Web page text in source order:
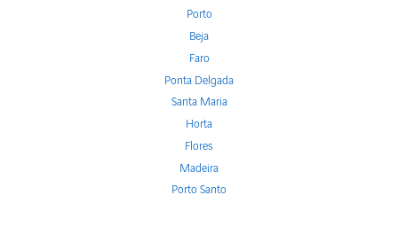
Porto
Beja
Faro
Ponta Delgada
Santa Maria
Horta
Flores
Madeira
Porto Santo